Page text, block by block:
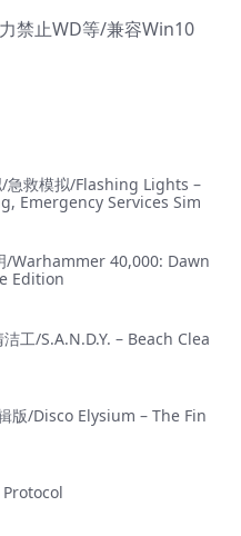
禁止WD等/兼容Win10
急救模拟/Flashing Lights –
Emergency Services Sim
/Warhammer 40,000: Dawn
Edition
工/S.A.N.D.Y. – Beach Clea
版/Disco Elysium – The Fin